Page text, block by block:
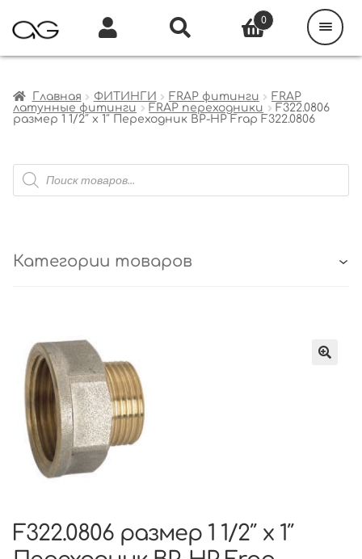
Главная ФИТИНГИ FRAP фитинги
FRAP
латунные фитинги
FRAP переходники
F322.0806
размер 1 1/2″ x 1″ Переходник ВР-НР Frap F322.0806
Поиск
товаров
Категории товаров
F322.0806 размер 1 1/2″ x 1″
0